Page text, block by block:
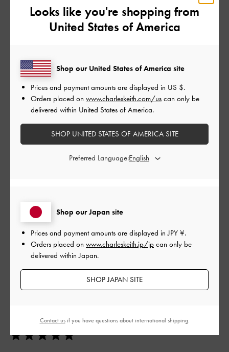
荷物が多くても
入るし見た目にパンパンさが出ないところがすごくお気に入り
です。
フォルムが可愛いしお出かけに最適です！
その他（シューズ以外） |カラー: ブラック系
もっと見る
このレビューは役に立ちましたか？
初めての購入。
Looks like you're shopping from
United States of America
Shop our Japan site
Prices and payment amounts are displayed inJPY ¥.
Orders placed on www.charleskeith.jp/jp can only be
delivered within Japan.
SHOP JAPAN SITE
Shop our United States of America site
Prices and payment amounts are displayed in US $.
Orders placed on www.charleskeith.com/us can only be
delivered within United States of America.
SHOP UNITED STATES OF AMERICA SITE
Preferred Language:
Contact usif you have questions about international shipping.